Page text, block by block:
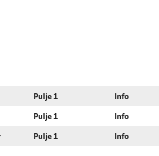
Pulje 1 Info
Pulje 1 Info
Pulje 1 Info